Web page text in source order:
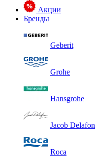
Акции
Бренды
Geberit
Grohe
Hansgrohe
Jacob Delafon
Roca